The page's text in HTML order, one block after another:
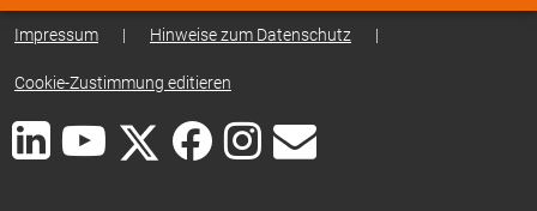
Impressum | Hinweise zum Datenschutz |
Cookie-Zustimmung editieren